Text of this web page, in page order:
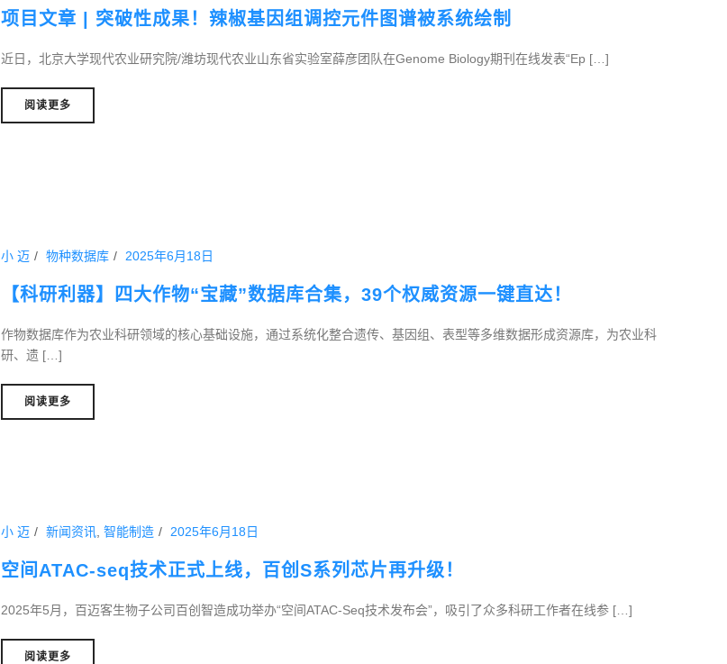
项目文章 | 突破性成果！辣椒基因组调控元件图谱被系统绘制
近日，北京大学现代农业研究院/潍坊现代农业山东省实验室薛彦团队在Genome Biology期刊在线发表“Ep […]
阅读更多
小 迈 物种数据库 2025年6月18日
【科研利器】四大作物“宝藏”数据库合集，39个权威资源一键直达！
作物数据库作为农业科研领域的核心基础设施，通过系统化整合遗传、基因组、表型等多维数据形成资源库，为农业科
研、遗 […]
阅读更多
小 迈 新闻资讯 ,智能制造 2025年6月18日
空间ATAC-seq技术正式上线，百创S系列芯片再升级！
2025年5月，百迈客生物子公司百创智造成功举办“空间ATAC-Seq技术发布会”，吸引了众多科研工作者在线参 […]
阅读更多